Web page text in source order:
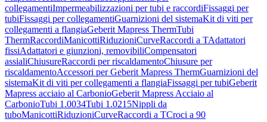
collegamentiImpermeabilizzazioni per tubi e raccordiFissaggi per
tubiFissaggi per collegamentiGuarnizioni del sistemaKit di viti per
collegamenti a flangiaGeberit Mapress ThermTubi
ThermRaccordiManicottiRiduzioniCurveRaccordi a TAdattatori
fissiAdattatori e giunzioni, removibiliCompensatori
assialiChiusureRaccordi per riscaldamentoChiusure per
riscaldamentoAccessori per Geberit Mapress ThermGuarnizioni del
sistemaKit di viti per collegamenti a flangiaFissaggi per tubiGeberit
Mapress acciaio al CarbonioGeberit Mapress Acciaio al
CarbonioTubi 1.0034Tubi 1.0215Nippli da
tuboManicottiRiduzioniCurveRaccordi a TCroci a 90